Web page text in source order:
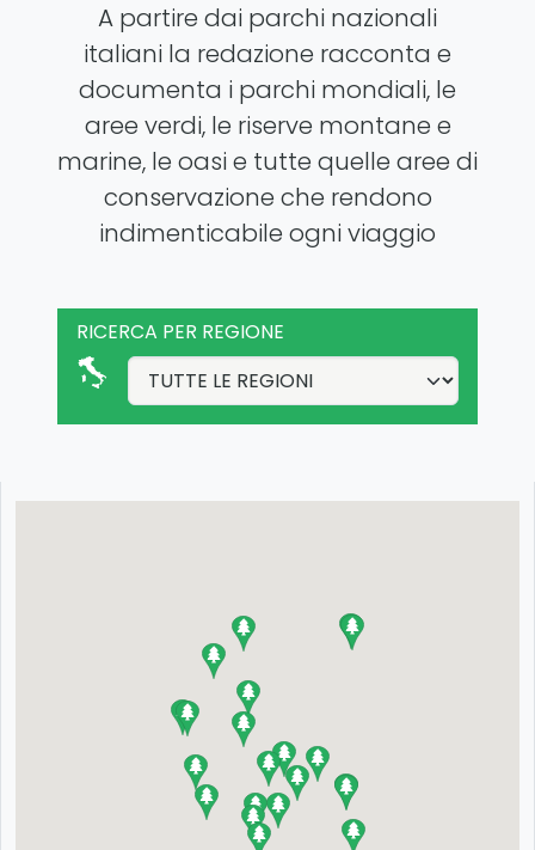
A partire dai parchi nazionali
italiani la redazione racconta e
documenta i parchi mondiali, le
aree verdi, le riserve montane e
marine, le oasi e tutte quelle aree di
conservazione che rendono
indimenticabile ogni viaggio
RICERCA PER REGIONE